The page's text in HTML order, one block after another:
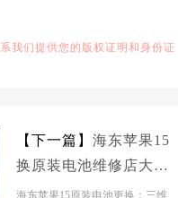
我们提供您的版权证明和身份证
【下一篇】 海东苹果15
换原装电池维修店大概
多少钱
海东苹果15原装电池更换：三维